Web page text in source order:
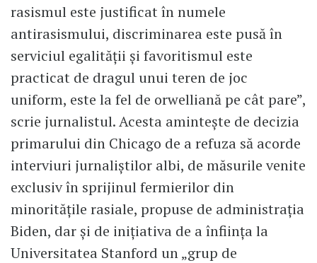
rasismul este justificat în numele
antirasismului, discriminarea este pusă în
serviciul egalității și favoritismul este
practicat de dragul unui teren de joc
uniform, este la fel de orwelliană pe cât pare”,
scrie jurnalistul. Acesta amintește de decizia
primarului din Chicago de a refuza să acorde
interviuri jurnaliștilor albi, de măsurile venite
exclusiv în sprijinul fermierilor din
minoritățile rasiale, propuse de administrația
Biden, dar și de inițiativa de a înființa la
Universitatea Stanford un „grup de